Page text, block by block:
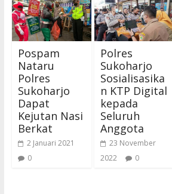
Pospam
Nataru
Polres
Sukoharjo
Dapat
Kejutan Nasi
Berkat
2 Januari 2021
0
Polres
Sukoharjo
Sosialisasika
n KTP Digital
kepada
Seluruh
Anggota
23 November
2022
0